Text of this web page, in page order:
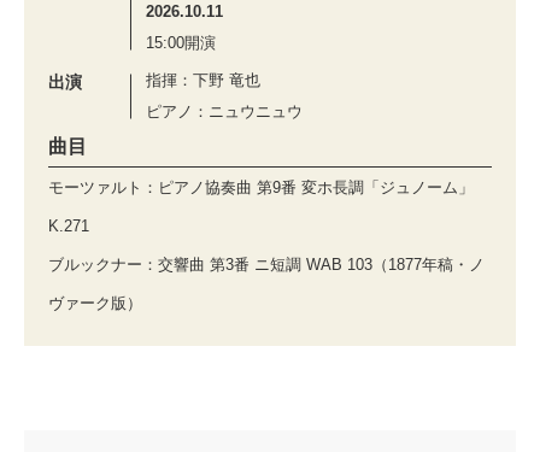
2026.10.11
15:00開演
出演
指揮：下野 竜也
ピアノ：ニュウニュウ
曲目
モーツァルト：ピアノ協奏曲 第9番 変ホ長調「ジュノーム」
K.271
ブルックナー：交響曲 第3番 ニ短調 WAB 103（1877年稿・ノ
ヴァーク版）